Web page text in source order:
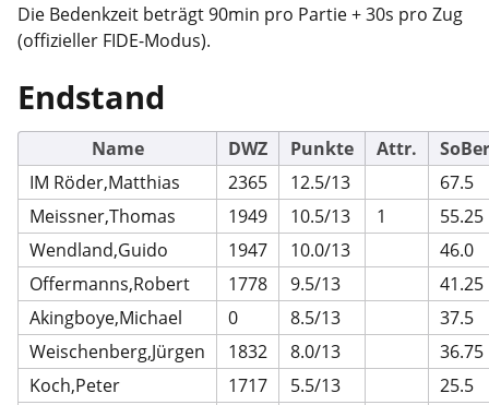
Die Bedenkzeit beträgt 90min pro Partie + 30s pro Zug
(offizieller FIDE-Modus).
Endstand
Name DWZ Punkte Attr.
SoBer
IM Röder,Matthias
2365 12.5/13
67.5
Meissner,Thomas
1949 10.5/13 1
55.25
Wendland,Guido
1947 10.0/13
46.0
Offermanns,Robert
1778 9.5/13
41.25
Akingboye,Michael
0 8.5/13
37.5
Weischenberg,Jürgen
1832 8.0/13
36.75
Koch,Peter
1717 5.5/13
25.5